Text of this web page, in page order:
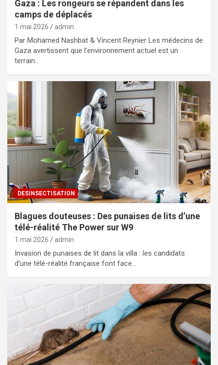
Gaza : Les rongeurs se répandent dans les
camps de déplacés
1 mai 2026 admin
Par Mohamed Nashbat & Vincent Reynier Les médecins de
Gaza avertissent que l’environnement actuel est un
terrain…
DESINSECTISATION
Blagues douteuses : Des punaises de lits d’une
télé-réalité The Power sur W9
1 mai 2026 admin
Invasion de punaises de lit dans la villa : les candidats
d’une télé-réalité française font face…